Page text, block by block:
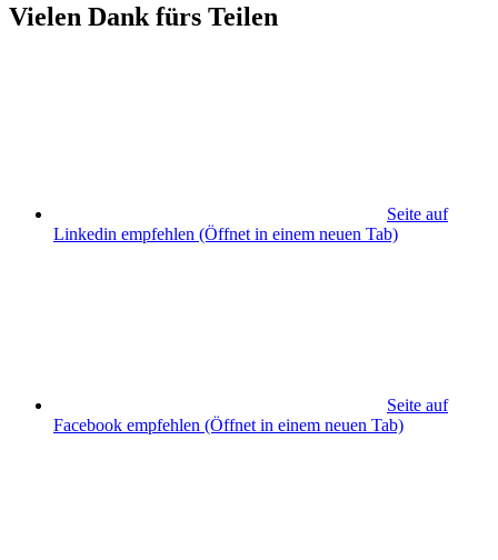
Vielen Dank fürs Teilen
Seite auf
Linkedin empfehlen (Öffnet in einem neuen Tab)
Seite auf
Facebook empfehlen (Öffnet in einem neuen Tab)